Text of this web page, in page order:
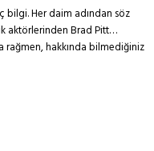
bilgi. Her daim adından söz
aktörlerinden Brad Pitt…
rağmen, hakkında bilmediğiniz